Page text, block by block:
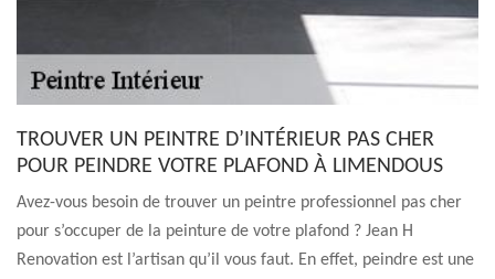
TROUVER UN PEINTRE D’INTÉRIEUR PAS CHER
POUR PEINDRE VOTRE PLAFOND À LIMENDOUS
Avez-vous besoin de trouver un peintre professionnel pas cher
pour s’occuper de la peinture de votre plafond ? Jean H
Renovation est l’artisan qu’il vous faut. En effet, peindre est une